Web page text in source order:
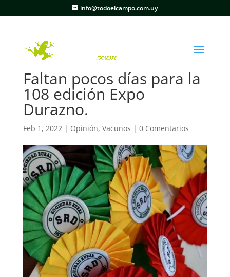
info@todoelcampo.com.uy
Faltan pocos días para la
108 edición Expo
Durazno.
Feb 1, 2022| Opinión, Vacunos | 0 Comentarios